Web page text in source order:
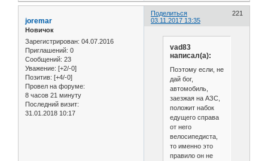
Поделиться
221
03.11.2017 13:35
joremar
Новичок
Зарегистрирован: 04.07.2016
Приглашений: 0
Сообщений: 23
Уважение: [+2/-0]
Позитив: [+4/-0]
Провел на форуме:
8 часов 21 минуту
Последний визит:
31.01.2018 10:17
vad83
написал(а):
Поэтому если, не
дай бог,
автомобиль,
заезжая на АЗС,
положит набок
едущего справа
от него
велосипедиста,
то именно это
правило он не